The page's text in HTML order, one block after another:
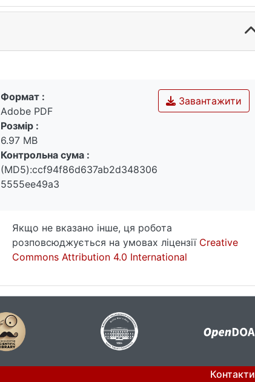
Завантажити
Формат :
Adobe PDF
Розмір :
6.97 MB
Контрольна сума :
(MD5):ccf94f86d637ab2d348306
5555ee49a3
Якщо не вказано інше, ця робота
розповсюджується на умовах ліцензії Creative
Commons Attribution 4.0 International
Контакти